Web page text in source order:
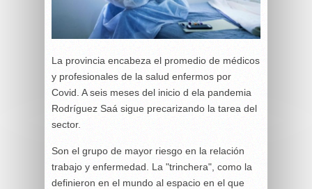
La provincia encabeza el promedio de médicos
y profesionales de la salud enfermos por
Covid. A seis meses del inicio d ela pandemia
Rodríguez Saá sigue precarizando la tarea del
sector.
Son el grupo de mayor riesgo en la relación
trabajo y enfermedad. La "trinchera", como la
definieron en el mundo al espacio en el que